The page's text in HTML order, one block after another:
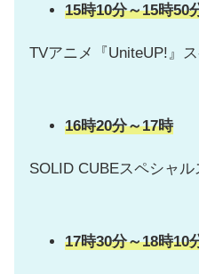
15時10分～15時50
TVアニメ『UniteUP!』
16時20分～17時
SOLID CUBEスペシャル
17時30分～18時10